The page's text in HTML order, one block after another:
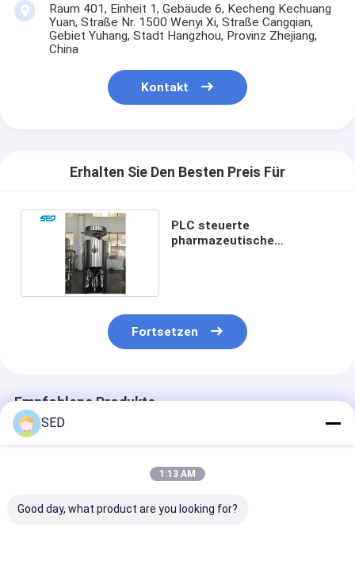
Raum 401, Einheit 1, Gebäude 6, Kecheng Kechuang
Yuan, Straße Nr. 1500 Wenyi Xi, Straße Cangqian,
Gebiet Yuhang, Stadt Hangzhou, Provinz Zhejiang,
China
Kontakt
Erhalten Sie Den Besten Preis Für
PLC steuerte
pharmazeutische
Fortsetzen
Empfohlene Produkte
SED
1:13 AM
Good day, what product are you looking for?